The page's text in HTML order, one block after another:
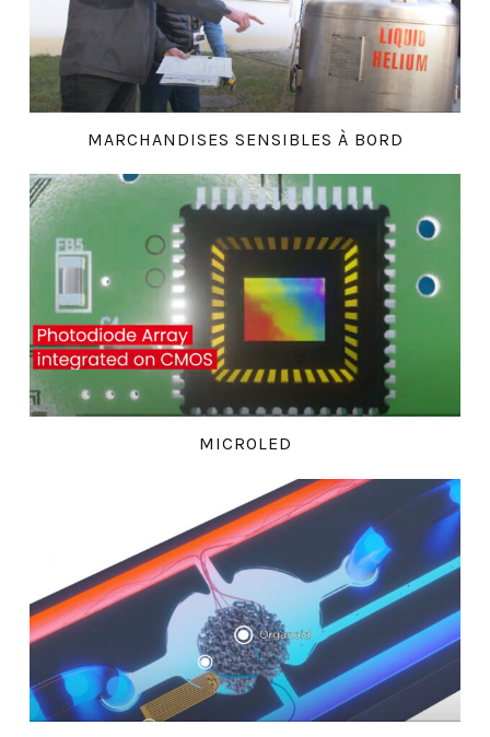
MARCHANDISES SENSIBLES À BORD
MICROLED